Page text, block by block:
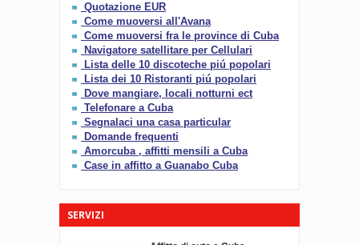
Quotazione EUR
Come muoversi all'Avana
Come muoversi fra le province di Cuba
Navigatore satellitare per Cellulari
Lista delle 10 discoteche piú popolari
Lista dei 10 Ristoranti piú popolari
Dove mangiare, locali notturni ect
Telefonare a Cuba
Segnalaci una casa particular
Domande frequenti
Amorcuba , affitti mensili a Cuba
Case in affitto a Guanabo Cuba
SERVIZI